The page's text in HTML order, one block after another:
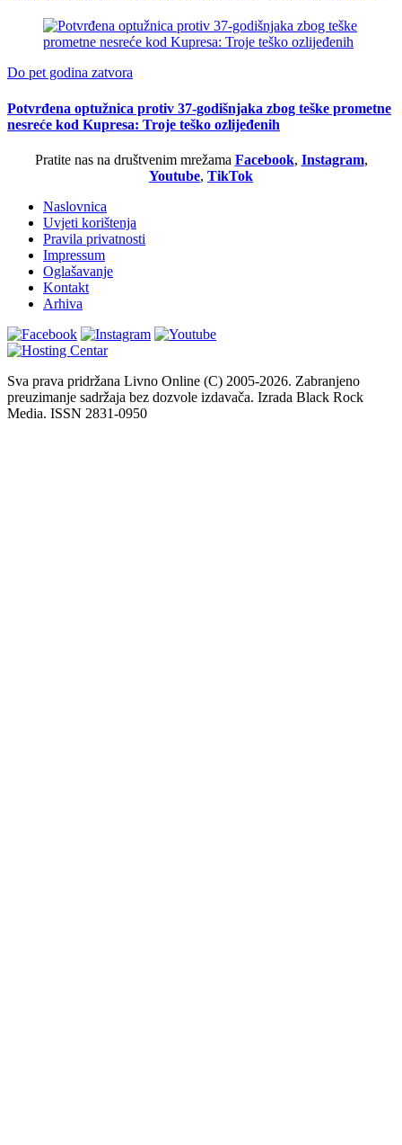
Do pet godina zatvora
Potvrđena optužnica protiv 37-godišnjaka zbog teške prometne
nesreće kod Kupresa: Troje teško ozlijeđenih
Pratite nas na društvenim mrežama Facebook, Instagram,
Youtube, TikTok
Naslovnica
Uvjeti korištenja
Pravila privatnosti
Impressum
Oglašavanje
Kontakt
Arhiva
Sva prava pridržana Livno Online (C) 2005-2026. Zabranjeno
preuzimanje sadržaja bez dozvole izdavača. Izrada Black Rock
Media. ISSN 2831-0950